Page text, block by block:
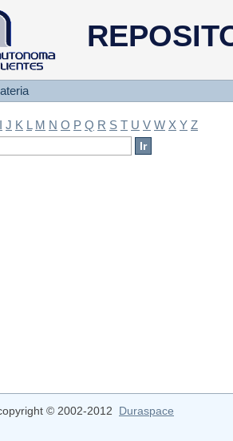
Materia
I J K L M N O P Q R S T U V W X Y Z
© 2002-2012 Duraspace